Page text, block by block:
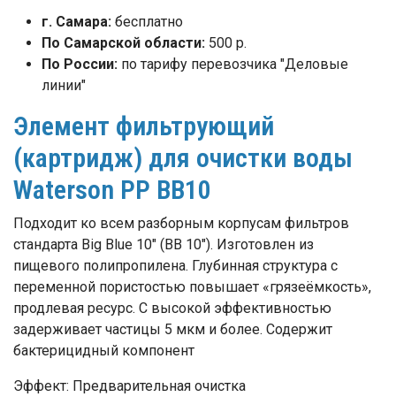
г. Самара: бесплатно
По Самарской области: 500 р.
По России: по тарифу перевозчика "Деловые
линии"
Элемент фильтрующий
(картридж) для очистки воды
Waterson PP BB10
Подходит ко всем разборным корпусам фильтров
стандарта Big Blue 10" (BB 10"). Изготовлен из
пищевого полипропилена. Глубинная структура с
переменной пористостью повышает «грязеёмкость»,
продлевая ресурс. C высокой эффективностью
задерживает частицы 5 мкм и более. Содержит
бактерицидный компонент
Эффект: Предварительная очистка